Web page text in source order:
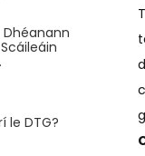
le DTG?